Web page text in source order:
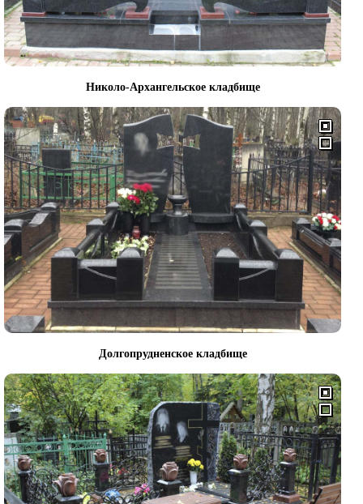
Николо-Архангельское кладбище
Долгопрудненское кладбище